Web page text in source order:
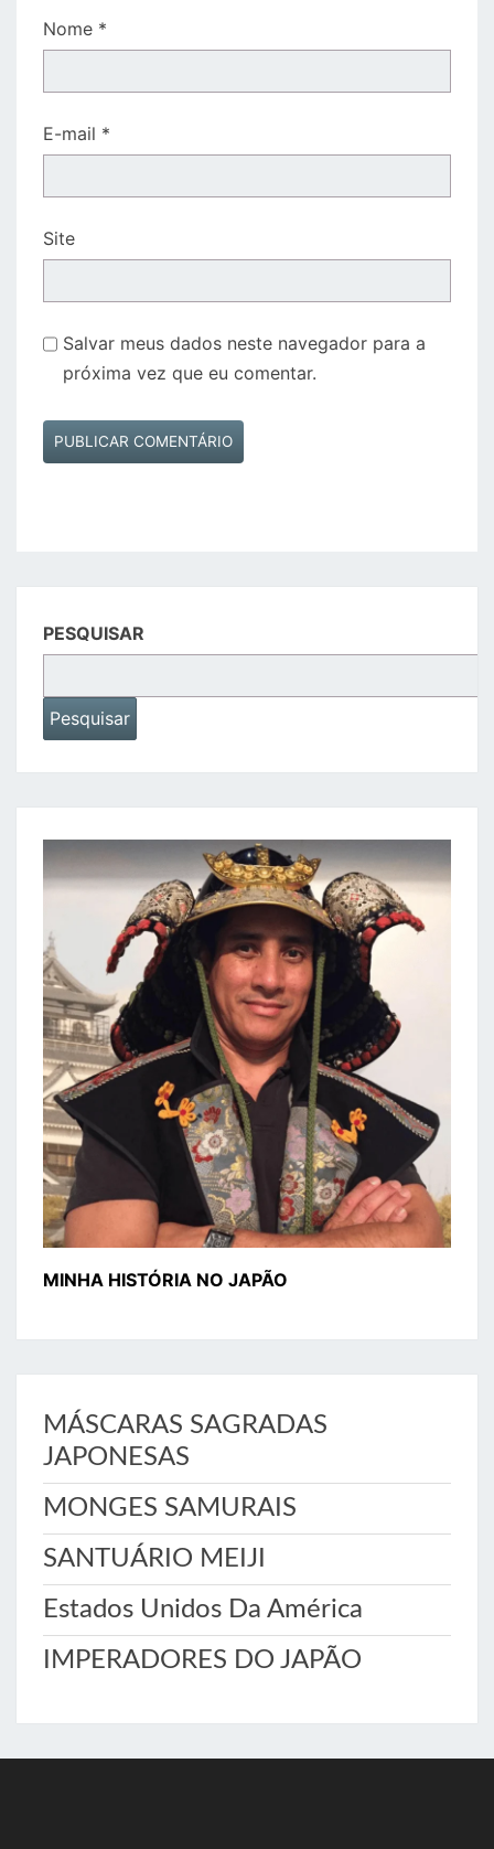
Nome *
E-mail *
Site
Salvar meus dados neste navegador para a
próxima vez que eu comentar.
PESQUISAR
Pesquisar
MINHA HISTÓRIA NO JAPÃO
MÁSCARAS SAGRADAS
JAPONESAS
MONGES SAMURAIS
SANTUÁRIO MEIJI
Estados Unidos Da América
IMPERADORES DO JAPÃO